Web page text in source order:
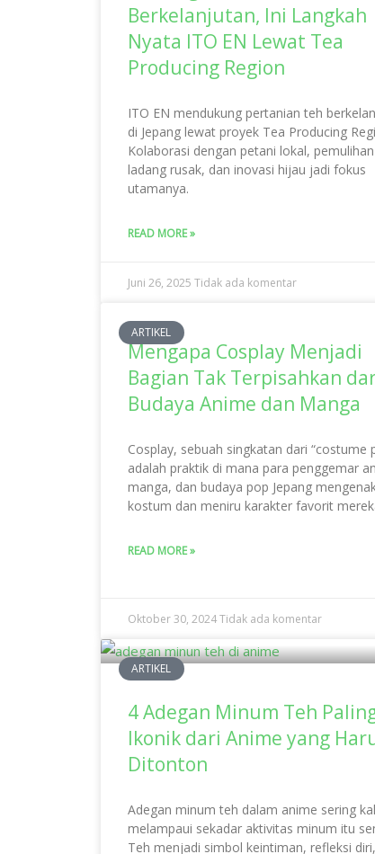
Berkelanjutan, Ini Langkah
Nyata ITO EN Lewat Tea
Producing Region
ITO EN mendukung pertanian teh
di Jepang lewat proyek Tea Producing
Kolaborasi dengan petani lokal, pemulihan
ladang rusak, dan inovasi hijau jadi fokus
utamanya.
READ MORE »
Juni 26, 2025 Tidak ada komentar
ARTIKEL
Mengapa Cosplay Menjadi
Bagian Tak Terpisahkan
Budaya Anime dan Manga
Cosplay, sebuah singkatan dari “costume
adalah praktik di mana para penggemar
manga, dan budaya pop Jepang
kostum dan meniru karakter favorit
READ MORE »
Oktober 30, 2024Tidak ada komentar
ARTIKEL
4 Adegan Minum Teh
Ikonik dari Anime yang
Ditonton
Adegan minum teh dalam anime sering
melampaui sekadar aktivitas minum itu
Teh menjadi simbol keintiman, refleksi